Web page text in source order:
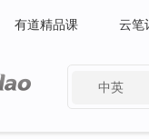
有道精品课 云笔
中英